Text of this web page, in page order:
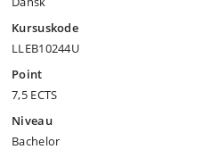
Kursuskode
LLEB10244U
Point
7,5 ECTS
Niveau
Bachelor